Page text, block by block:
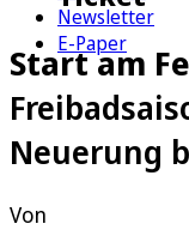
Newsletter
E-Paper
Start am
Neuerung
Von